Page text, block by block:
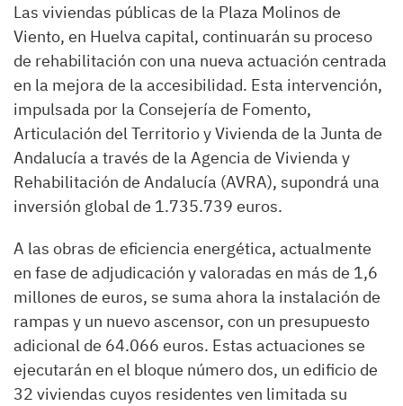
Las viviendas públicas de la Plaza Molinos de
Viento, en Huelva capital, continuarán su proceso
de rehabilitación con una nueva actuación centrada
en la mejora de la accesibilidad. Esta intervención,
impulsada por la Consejería de Fomento,
Articulación del Territorio y Vivienda de la Junta de
Andalucía a través de la Agencia de Vivienda y
Rehabilitación de Andalucía (AVRA), supondrá una
inversión global de 1.735.739 euros.
A las obras de eficiencia energética, actualmente
en fase de adjudicación y valoradas en más de 1,6
millones de euros, se suma ahora la instalación de
rampas y un nuevo ascensor, con un presupuesto
adicional de 64.066 euros. Estas actuaciones se
ejecutarán en el bloque número dos, un edificio de
32 viviendas cuyos residentes ven limitada su